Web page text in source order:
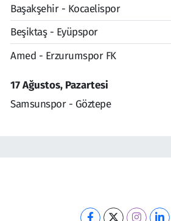
Başakşehir - Kocaelispor
Beşiktaş - Eyüpspor
Amed - Erzurumspor FK
17 Ağustos, Pazartesi
Samsunspor - Göztepe